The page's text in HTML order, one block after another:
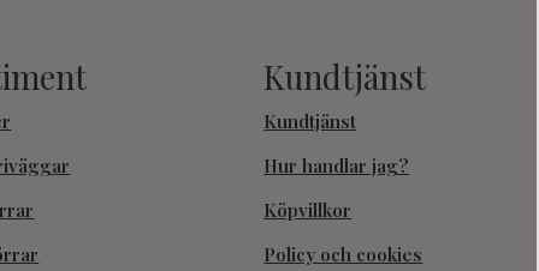
Kundtjänst
Kundtjänst
Hur handlar jag?
Köpvillkor
Policy och cookies